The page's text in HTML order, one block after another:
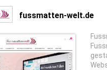
fussmatten-welt.de